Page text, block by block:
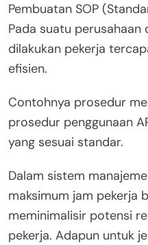
Pembuatan SOP
Pada suatu
dilakukan pekerja
efisien.
Contohnya prosedur
prosedur penggunaan
yang sesuai standar.
Dalam sistem
maksimum jam pekerja
meminimalisir potensi
pekerja. Adapun untuk